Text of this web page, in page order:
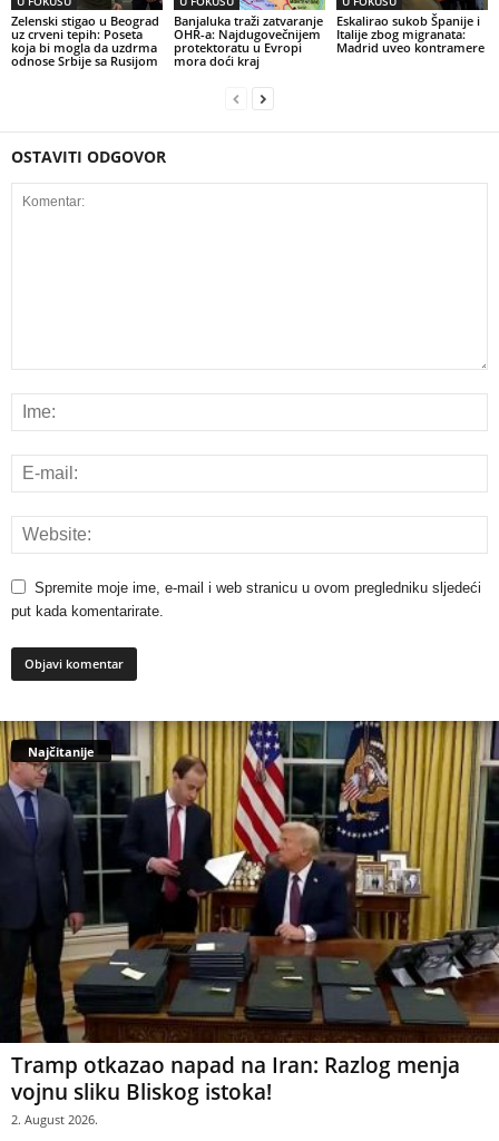
Zelenski stigao u Beograd
uz crveni tepih: Poseta
koja bi mogla da uzdrma
odnose Srbije sa Rusijom
Banjaluka traži zatvaranje
OHR-a: Najdugovečnijem
protektoratu u Evropi
mora doći kraj
Eskalirao sukob Španije i
Italije zbog migranata:
Madrid uveo kontramere
OSTAVITI ODGOVOR
Spremite moje ime, e-mail i web stranicu u ovom pregledniku sljedeći
put kada komentarirate.
Najčitanije
Tramp otkazao napad na Iran: Razlog menja
vojnu sliku Bliskog istoka!
2. August 2026.